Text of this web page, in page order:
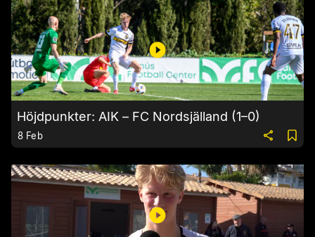
Höjdpunkter: AIK – FC Nordsjälland (1–0)
8 Feb